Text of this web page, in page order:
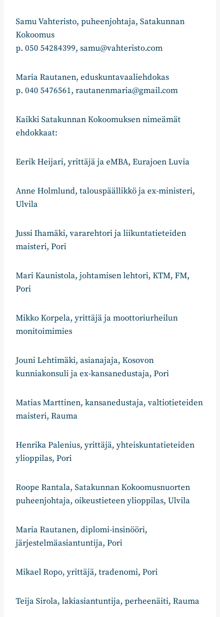
Samu Vahteristo, puheenjohtaja, Satakunnan
Kokoomus
p. 050 54284399, samu@vahteristo.com
Maria Rautanen, eduskuntavaaliehdokas
p. 040 5476561, rautanenmaria@gmail.com
Kaikki Satakunnan Kokoomuksen nimeämät
ehdokkaat:
Eerik Heijari, yrittäjä ja eMBA, Eurajoen Luvia
Anne Holmlund, talouspäällikkö ja ex-ministeri,
Ulvila
Jussi Ihamäki, vararehtori ja liikuntatieteiden
maisteri, Pori
Mari Kaunistola, johtamisen lehtori, KTM, FM,
Pori
Mikko Korpela, yrittäjä ja moottoriurheilun
monitoimimies
Jouni Lehtimäki, asianajaja, Kosovon
kunniakonsuli ja ex-kansanedustaja, Pori
Matias Marttinen, kansanedustaja, valtiotieteiden
maisteri, Rauma
Henrika Palenius, yrittäjä, yhteiskuntatieteiden
ylioppilas, Pori
Roope Rantala, Satakunnan Kokoomusnuorten
puheenjohtaja, oikeustieteen ylioppilas, Ulvila
Maria Rautanen, diplomi-insinööri,
järjestelmäasiantuntija, Pori
Mikael Ropo, yrittäjä, tradenomi, Pori
Teija Sirola, lakiasiantuntija, perheenäiti, Rauma